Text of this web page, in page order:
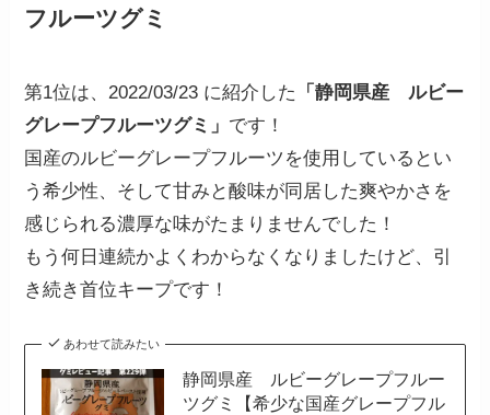
フルーツグミ
第1位は、2022/03/23 に紹介した
「静岡県産 ルビー
グレープフルーツグミ」 です！
国産のルビーグレープフルーツを使用しているとい
う希少性、そして甘みと酸味が同居した爽やかさを
感じられる濃厚な味がたまりませんでした！
もう何日連続かよくわからなくなりましたけど、引
き続き首位キープです！
あわせて読みたい
静岡県産 ルビーグレープフルー
ツグミ【希少な国産グレープフル